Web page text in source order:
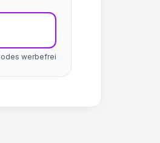
werbefrei